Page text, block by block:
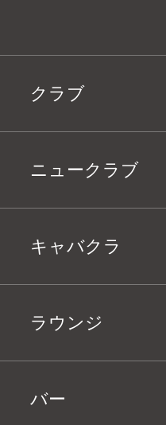
クラブ
ニュークラブ
キャバクラ
ラウンジ
バー